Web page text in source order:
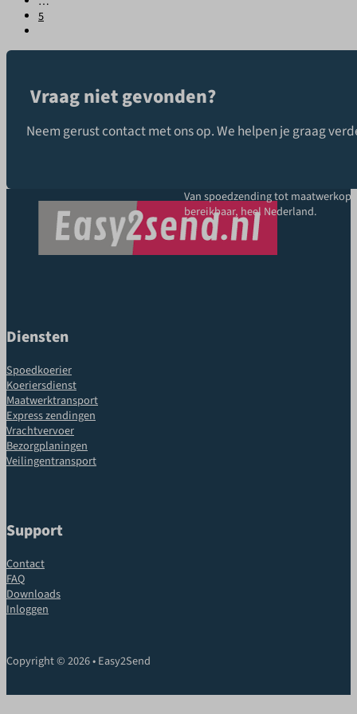
5
Vraag niet gevonden?
Neem gerust contact met ons op. We helpen je graag
Van spoedzending tot
bereikbaar, heel Nederland.
Diensten
Spoedkoerier
Koeriersdienst
Maatwerktransport
Express zendingen
Vrachtvervoer
Bezorgplaningen
Veilingentransport
Support
Contact
FAQ
Downloads
Inloggen
Copyright © 2026 • Easy2Send